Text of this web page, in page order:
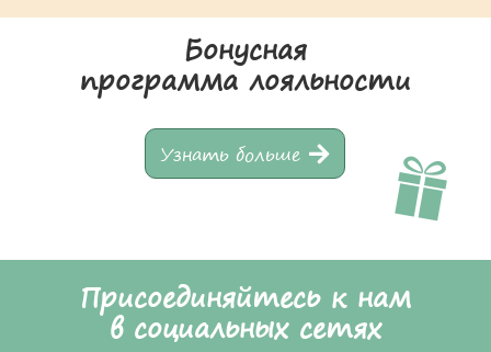
Бонусная
программа лояльности
Узнать больше
Присоединяйтесь к нам
в социальных сетях